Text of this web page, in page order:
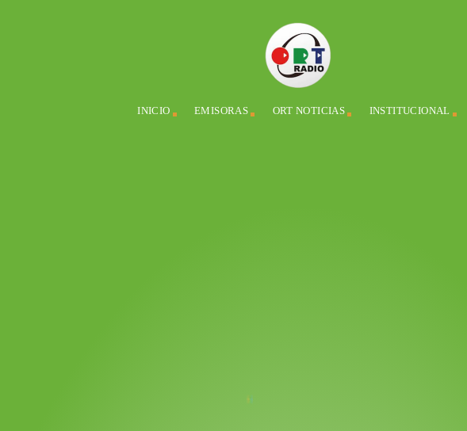
INICIO EMISORAS ORT NOTICIAS INSTITUCIONAL